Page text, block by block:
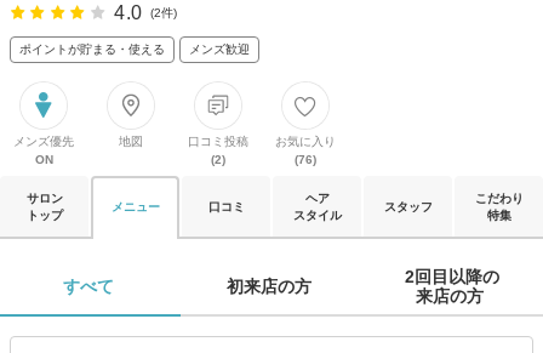
4.0 (2件)
ポイントが貯まる・使える メンズ歓迎
メンズ優先
ON
地図
口コミ投稿
(2)
お気に入り
(76)
サロン
トップ
メニュー 口コミ
ヘア
スタイル
スタッフ
こだわり
特集
すべて 初来店の方
2回目以降の
来店の方